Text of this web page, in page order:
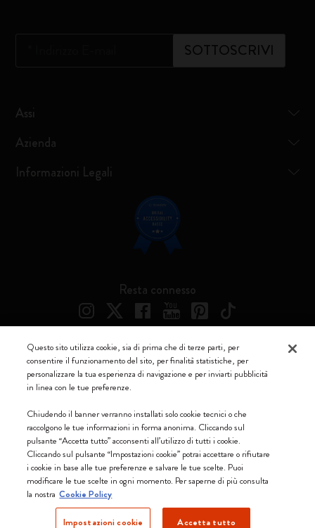
SOTTOSCRIVI
Assi
Azienda
Informazioni Legali
Resta connesso
Accettiamo
Moleskine ® è un marchio registrato di Moleskine Srl a socio unico
Moleskine srl a socio unico - Via Bergognone, 34 – 20144 Milano -
Soc. €2.181.513,42
Questo sito utilizza cookie, sia di prima che di terze parti, per
consentire il funzionamento del sito, per finalità statistiche, per
personalizzare la tua esperienza di navigazione e per inviarti pubblicità
in linea con le tue preferenze.
Chiudendo il banner verranno installati solo cookie tecnici o che
raccolgono le tue informazioni in forma anonima. Cliccando sul
pulsante “Accetta tutto” acconsenti all’utilizzo di tutti i cookie.
Cliccando sul pulsante “Impostazioni cookie” potrai accettare o rifiutare
i cookie in base alle tue preferenze e salvare le tue scelte. Puoi
modificare le tue scelte in ogni momento. Per saperne di più consulta
la nostra Cookie Policy
Impostazioni cookie Accetta tutto